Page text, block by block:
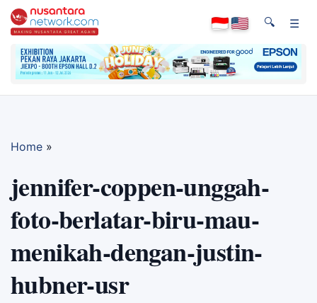
🔍 ☰
Home »
jennifer-coppen-unggah-
foto-berlatar-biru-mau-
menikah-dengan-justin-
hubner-usr